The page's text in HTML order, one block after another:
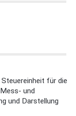
für die
und
und Darstellung